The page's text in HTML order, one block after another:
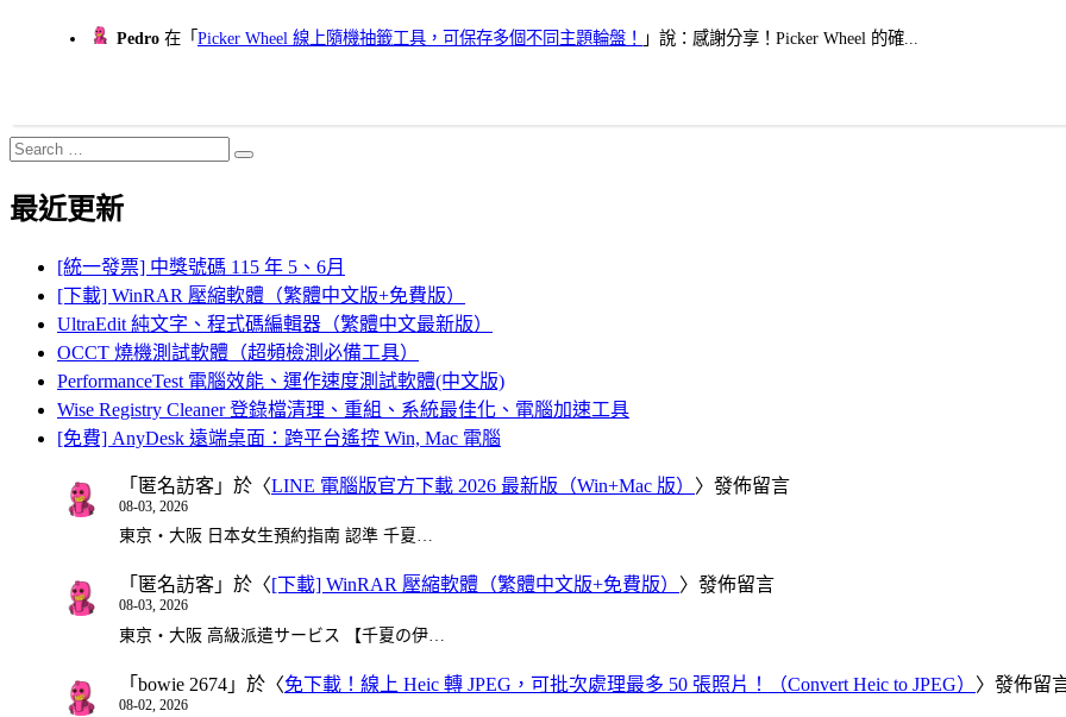
Pedro 在「Picker Wheel 線上隨機抽籤工具，可保存多個不同主題輪盤！ 」說：感謝分享！Picker Wheel 的確...
Search
for:
Search
最近更新
[統一發票] 中獎號碼 115 年 5、6月
[下載] WinRAR 壓縮軟體（繁體中文版+免費版）
UltraEdit 純文字、程式碼編輯器（繁體中文最新版）
OCCT 燒機測試軟體（超頻檢測必備工具）
PerformanceTest 電腦效能、運作速度測試軟體(中文版)
Wise Registry Cleaner 登錄檔清理、重組、系統最佳化、電腦加速工具
[免費] AnyDesk 遠端桌面：跨平台遙控 Win, Mac 電腦
「 匿名訪客 」於〈LINE 電腦版官方下載 2026 最新版（Win+Mac 版） 〉發佈留言
08-03, 2026
東京・大阪 日本女生預約指南 認準 千夏…
「 匿名訪客 」於〈 [下載] WinRAR 壓縮軟體（繁體中文版+免費版） 〉發佈留言
08-03, 2026
東京・大阪 高級派遣サービス 【千夏の伊…
「 bowie 2674 」於〈免下載！線上 Heic 轉 JPEG，可批次處理最多 50 張照片！（Convert Heic to JPEG） 〉發佈留
08-02, 2026